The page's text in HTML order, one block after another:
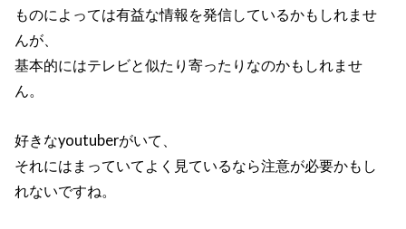
ものによっては有益な情報を発信しているかもしれませ
んが、
基本的にはテレビと似たり寄ったりなのかもしれませ
ん。
好きなyoutuberがいて、
それにはまっていてよく見ているなら注意が必要かもし
れないですね。